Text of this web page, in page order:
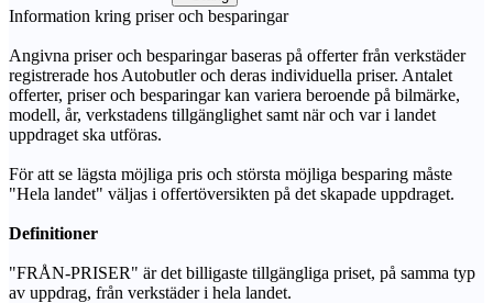
Information kring priser och besparingar
Angivna priser och besparingar baseras på offerter från verkstäder
registrerade hos Autobutler och deras individuella priser. Antalet
offerter, priser och besparingar kan variera beroende på bilmärke,
modell, år, verkstadens tillgänglighet samt när och var i landet
uppdraget ska utföras.
För att se lägsta möjliga pris och största möjliga besparing måste
"Hela landet" väljas i offertöversikten på det skapade uppdraget.
Definitioner
"FRÅN-PRISER" är det billigaste tillgängliga priset, på samma typ
av uppdrag, från verkstäder i hela landet.